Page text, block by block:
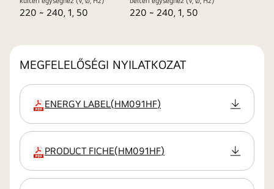
220 ~ 240, 1, 50 220 ~ 240, 1, 50
MEGFELELŐSÉGI NYILATKOZAT
kiterjesztés
ENERGY LABEL(HM091HF)
kiterjesztés
PRODUCT FICHE(HM091HF)